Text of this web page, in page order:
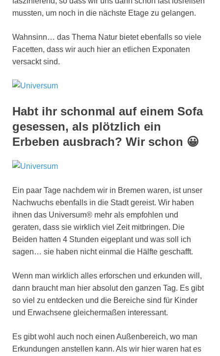
mussten, um noch in die nächste Etage zu gelangen.
Wahnsinn… das Thema Natur bietet ebenfalls so viele
Facetten, dass wir auch hier an etlichen Exponaten
versackt sind.
Habt ihr schonmal auf einem Sofa
gesessen, als plötzlich ein
Erbeben ausbrach? Wir schon 😀
Ein paar Tage nachdem wir in Bremen waren, ist unser
Nachwuchs ebenfalls in die Stadt gereist. Wir haben
ihnen das Universum® mehr als empfohlen und
geraten, dass sie wirklich viel Zeit mitbringen. Die
Beiden hatten 4 Stunden eigeplant und was soll ich
sagen… sie haben nicht einmal die Hälfte geschafft.
Wenn man wirklich alles erforschen und erkunden will,
dann braucht man hier absolut den ganzen Tag. Es gibt
so viel zu entdecken und die Bereiche sind für Kinder
und Erwachsene gleichermaßen interessant.
Es gibt wohl auch noch einen Außenbereich, wo man
Erkundungen anstellen kann. Als wir hier waren hat es